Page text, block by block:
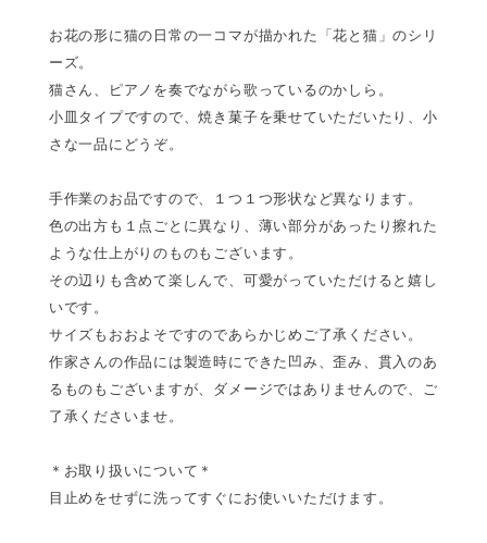
お花の形に猫の日常の一コマが描かれた「花と猫」のシリ
ーズ。
猫さん、ピアノを奏でながら歌っているのかしら。
小皿タイプですので、焼き菓子を乗せていただいたり、小
さな一品にどうぞ。
手作業のお品ですので、１つ１つ形状など異なります。
色の出方も１点ごとに異なり、薄い部分があったり擦れた
ような仕上がりのものもございます。
その辺りも含めて楽しんで、可愛がっていただけると嬉し
いです。
サイズもおおよそですのであらかじめご了承ください。
作家さんの作品には製造時にできた凹み、歪み、貫入のあ
るものもございますが、ダメージではありませんので、ご
了承くださいませ。
＊お取り扱いについて＊
目止めをせずに洗ってすぐにお使いいただけます。